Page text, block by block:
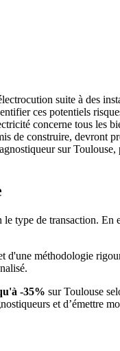
suite à des
ces potentiels
concerne tous les
de construire,
sur
type de transaction.
méthodologie
-35% sur Toulouse
et